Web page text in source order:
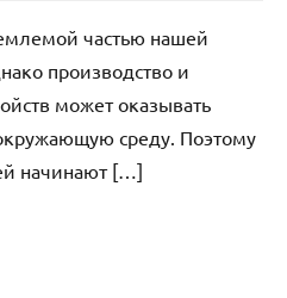
частью нашей
производство и
может оказывать
среду. Поэтому
начинают […]